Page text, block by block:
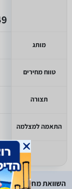
מותג
טווח מחירים
תצורה
התאמה למצלמה
השוואת מחירים